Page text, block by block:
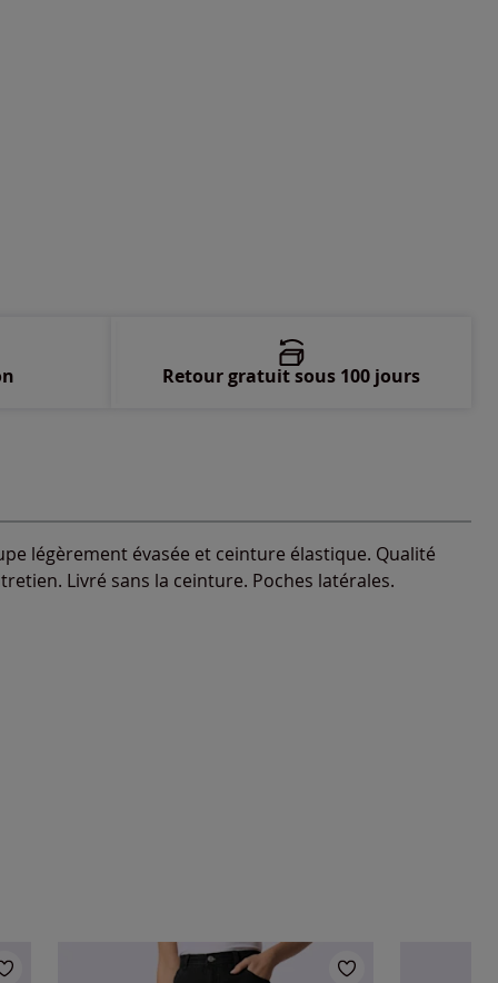
légèrement évasée et ceinture élastique. Qualité
Livré sans la ceinture. Poches latérales.
Retour gratuit sous 100 jours